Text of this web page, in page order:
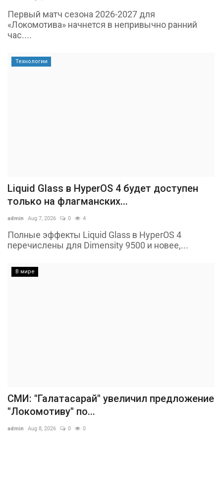
Первый матч сезона 2026-2027 для
«Локомотива» начнется в непривычно ранний
час....
Технологии
Liquid Glass в HyperOS 4 будет доступен
только на флагманских...
admin Aug 7, 2026 0 4
Полные эффекты Liquid Glass в HyperOS 4
перечислены для Dimensity 9500 и новее,...
В мире
СМИ: "Галатасарай" увеличил предложение
"Локомотиву" по...
admin Aug 8, 2026 0 0